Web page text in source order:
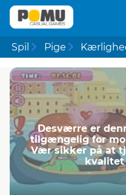
Spil Pige
Desværre er
tilgængelig for
Vær sikker på at
kvalitet